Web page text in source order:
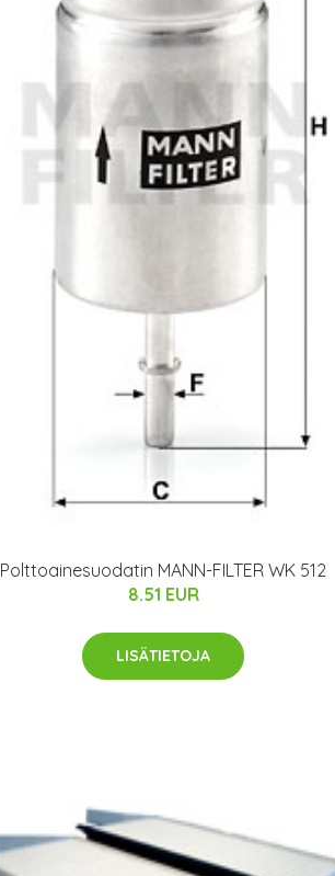
Polttoainesuodatin MANN-FILTER WK 512
8.51 EUR
LISÄTIETOJA